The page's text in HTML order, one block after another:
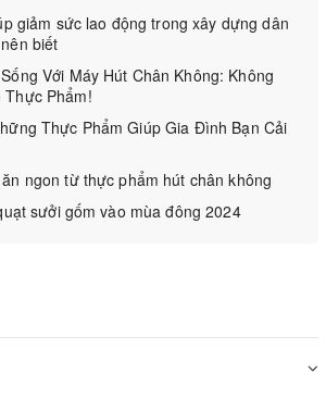
atiso đỏ khô mua ở đâu?
nguyên liệu làm trà khô, siêu thị
web mua bán trực tuyến.
kiểm tra bao bì, chất lượng hoa
nguyên vẹn, không nhìn thấy nấm
giảm sức lao động trong xây dựng dân
biết
Với Máy Hút Chân Không: Không
Thực Phẩm!
Thực Phẩm Giúp Gia Đình Bạn Cải
ngon từ thực phẩm hút chân không
sưởi gốm vào mùa đông 2024